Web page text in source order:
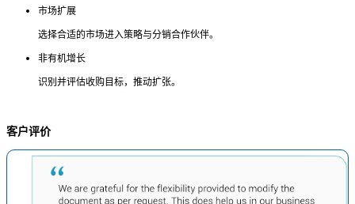
市场扩展
选择合适的市场进入策略与分销合作伙伴。
非有机增长
识别并评估收购目标，推动扩张。
客户评价